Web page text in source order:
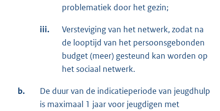
problematiek door het gezin;
iii.
Versteviging van het netwerk, zodat na
de looptijd van het persoonsgebonden
budget (meer) gesteund kan worden op
het sociaal netwerk.
b.
De duur van de indicatieperiode van jeugdhulp
is maximaal 1 jaar voor jeugdigen met